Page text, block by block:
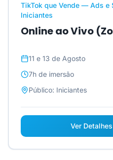
TikTok que Vende — Ads e
Iniciantes
Online ao Vivo
11 e 13 de Agosto
7h de imersão
Público: Iniciantes
Ver